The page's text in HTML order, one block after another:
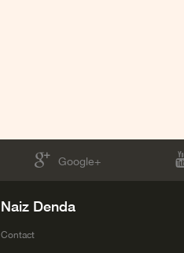
Google+
Naiz Denda
Contact